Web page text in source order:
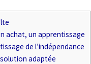
achat, un apprentissage
de l’indépendance
solution adaptée